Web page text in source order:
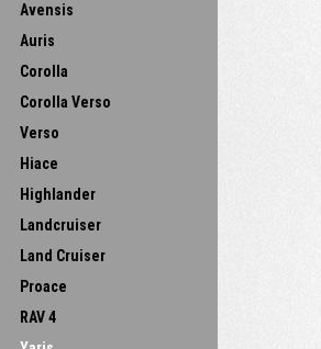
Avensis
Auris
Corolla
Corolla Verso
Verso
Hiace
Highlander
Landcruiser
Land Cruiser
Proace
RAV 4